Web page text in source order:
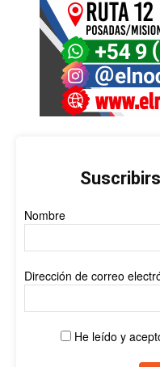
Nombre
Dirección de correo
He leído y